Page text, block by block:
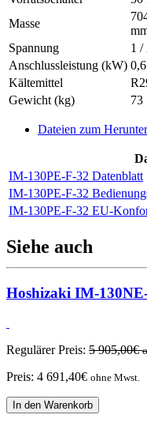
Masse
Spannung
1 /
Anschlussleistung (kW)
Kältemittel
Gewicht (kg)
73
Dateien zum
IM-130PE-F-32 Datenblatt
IM-130PE-F-32
IM-130PE-F-32 EU-
Siehe auch
Hoshizaki IM-
Regulärer Preis: 5 905,00€
Preis: 4 691,40€ ohne Mwst.
In den Warenkorb